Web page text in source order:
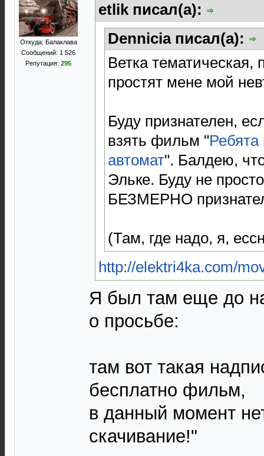
Откуда: Балаклава
Сообщений: 1 526
Репутация: 295
etlik писал(а):
Dennicia писал(а):
Ветка тематическая,
простят мене мой
Буду признателен,
взять фильм "
автомат". Балдею,
Эльке. Буду не
БЕЗМЕРНО
(Там, где надо, я,
http://elektri4ka.com/
Я был там еще до
о просьбе:
там вот такая
бесплатно фильм,
в данный момент
скачивание!"